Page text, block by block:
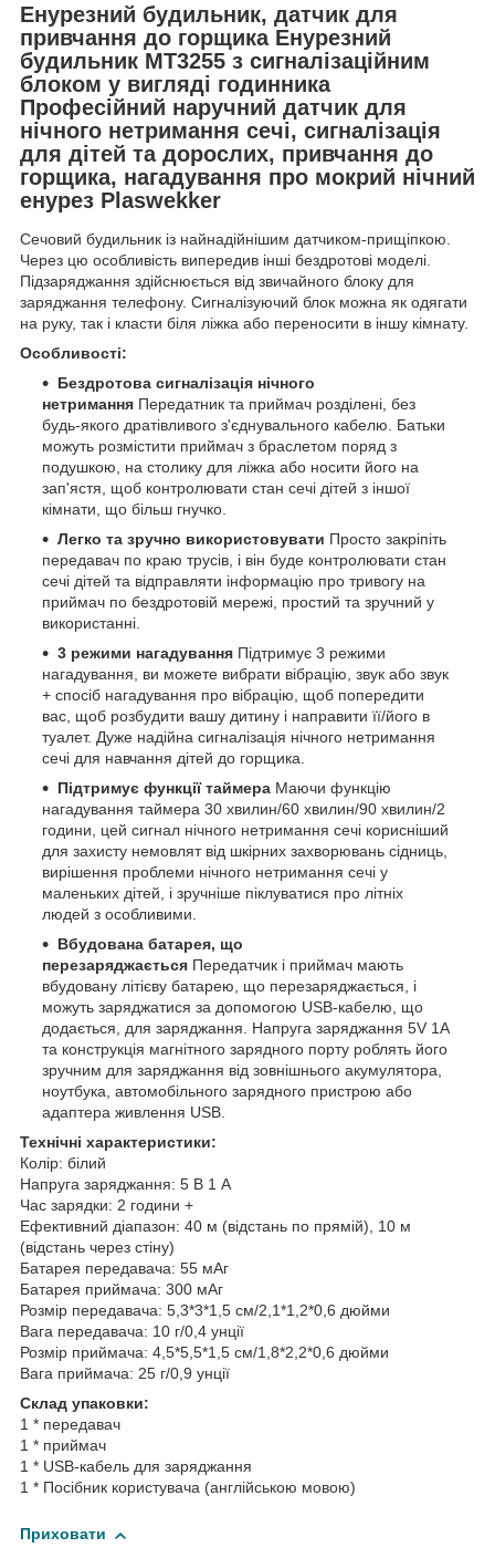
Енурезний будильник, датчик для
привчання до горщика Енурезний
будильник MT3255 з сигналізаційним
блоком у вигляді годинника
Професійний наручний датчик для
нічного нетримання сечі, сигналізація
для дітей та дорослих, привчання до
горщика, нагадування про мокрий нічний
енурез Plaswekker
Сечовий будильник із найнадійнішим датчиком-прищіпкою.
Через цю особливість випередив інші бездротові моделі.
Підзаряджання здійснюється від звичайного блоку для
заряджання телефону. Сигналізуючий блок можна як одягати
на руку, так і класти біля ліжка або переносити в іншу кімнату.
Особливості:
Бездротова сигналізація нічного
нетримання Передатник та приймач розділені, без
будь-якого дратівливого з'єднувального кабелю. Батьки
можуть розмістити приймач з браслетом поряд з
подушкою, на столику для ліжка або носити його на
зап'ястя, щоб контролювати стан сечі дітей з іншої
кімнати, що більш гнучко.
Легко та зручно використовувати Просто закріпіть
передавач по краю трусів, і він буде контролювати стан
сечі дітей та відправляти інформацію про тривогу на
приймач по бездротовій мережі, простий та зручний у
використанні.
3 режими нагадування Підтримує 3 режими
нагадування, ви можете вибрати вібрацію, звук або звук
+ спосіб нагадування про вібрацію, щоб попередити
вас, щоб розбудити вашу дитину і направити її/його в
туалет. Дуже надійна сигналізація нічного нетримання
сечі для навчання дітей до горщика.
Підтримує функції таймера Маючи функцію
нагадування таймера 30 хвилин/60 хвилин/90 хвилин/2
години, цей сигнал нічного нетримання сечі корисніший
для захисту немовлят від шкірних захворювань сідниць,
вирішення проблеми нічного нетримання сечі у
маленьких дітей, і зручніше піклуватися про літніх
людей з особливими.
Вбудована батарея, що
перезаряджається Передатчик і приймач мають
вбудовану літієву батарею, що перезаряджається, і
можуть заряджатися за допомогою USB-кабелю, що
додається, для заряджання. Напруга заряджання 5V 1A
та конструкція магнітного зарядного порту роблять його
зручним для заряджання від зовнішнього акумулятора,
ноутбука, автомобільного зарядного пристрою або
адаптера живлення USB.
Технічні характеристики:
Колір: білий
Напруга заряджання: 5 В 1 А
Час зарядки: 2 години +
Ефективний діапазон: 40 м (відстань по прямій), 10 м
(відстань через стіну)
Батарея передавача: 55 мАг
Батарея приймача: 300 мАг
Розмір передавача: 5,3*3*1,5 см/2,1*1,2*0,6 дюйми
Вага передавача: 10 г/0,4 унції
Розмір приймача: 4,5*5,5*1,5 см/1,8*2,2*0,6 дюйми
Вага приймача: 25 г/0,9 унції
Склад упаковки:
1 * передавач
1 * приймач
1 * USB-кабель для заряджання
1 * Посібник користувача (англійською мовою)
Приховати